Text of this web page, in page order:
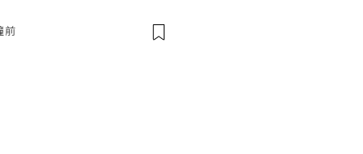
and communities. A
前